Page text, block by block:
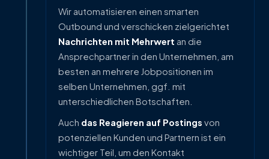
Wir automatisieren einen smarten
Outbound und verschicken zielgerichtet
Nachrichten mit Mehrwert an die
Ansprechpartner in den Unternehmen, am
besten an mehrere Jobpositionen im
selben Unternehmen, ggf. mit
unterschiedlichen Botschaften.
Auch das Reagieren auf Postings von
potenziellen Kunden und Partnern ist ein
wichtiger Teil, um den Kontakt